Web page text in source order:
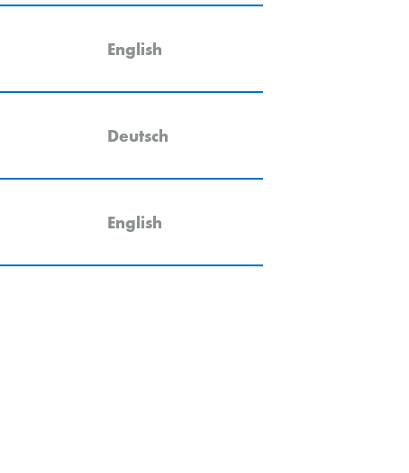
English
Deutsch
English